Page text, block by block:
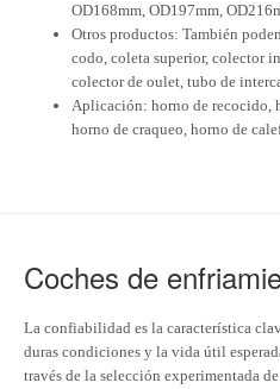
OD168mm, OD197mm,
Otros productos: También
codo, coleta superior, colector
colector de oulet, tubo de
Aplicación: horno de recocido,
horno de craqueo, horno de
Coches de
La confiabilidad es la característica
duras condiciones y la vida útil
través de la selección experimentada